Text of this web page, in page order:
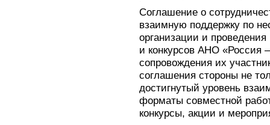
Соглашение о
взаимную поддержку по
организации и
и конкурсов АНО «Россия
сопровождения их
соглашения стороны не
достигнутый уровень
форматы совместной
конкурсы, акции и